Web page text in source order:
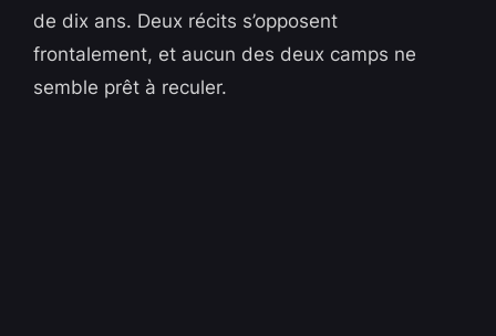
de dix ans. Deux récits s’opposent
frontalement, et aucun des deux camps ne
semble prêt à reculer.